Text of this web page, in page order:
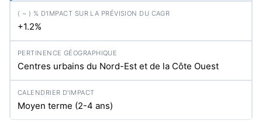
+1.2%
Centres urbains du Nord-Est et de la Côte Ouest
Moyen terme (2-4 ans)